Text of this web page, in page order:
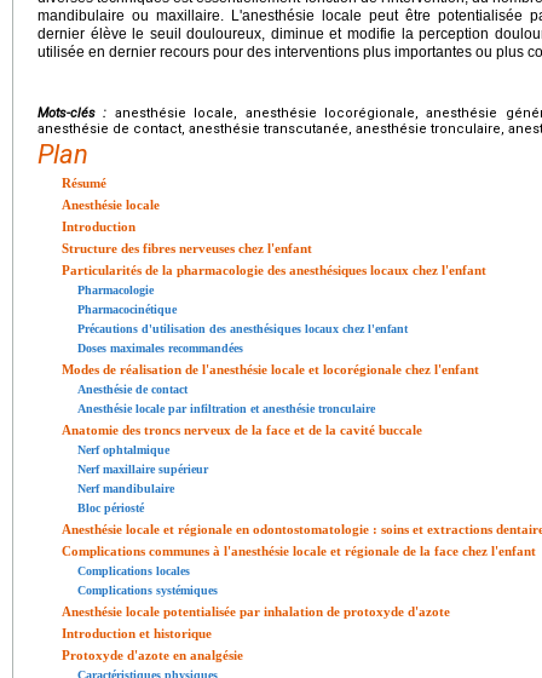
mandibulaire ou maxillaire. L'anesthésie locale peut être potentialisée
dernier élève le seuil douloureux, diminue et modifie la perception
utilisée en dernier recours pour des interventions plus importantes ou plus
Mots-clés : anesthésie locale, anesthésie locorégionale, anesthésie
anesthésie de contact, anesthésie transcutanée, anesthésie tronculaire,
Plan
Résumé
Anesthésie locale
Introduction
Structure des fibres nerveuses chez l'enfant
Particularités de la pharmacologie des anesthésiques locaux chez l'enfant
Pharmacologie
Pharmacocinétique
Précautions d'utilisation des anesthésiques locaux chez l'enfant
Doses maximales recommandées
Modes de réalisation de l'anesthésie locale et locorégionale chez l'enfant
Anesthésie de contact
Anesthésie locale par infiltration et anesthésie tronculaire
Anatomie des troncs nerveux de la face et de la cavité buccale
Nerf ophtalmique
Nerf maxillaire supérieur
Nerf mandibulaire
Bloc périosté
Anesthésie locale et régionale en odontostomatologie : soins et extractions
Complications communes à l'anesthésie locale et régionale de la face chez l'enfant
Complications locales
Complications systémiques
Anesthésie locale potentialisée par inhalation de protoxyde d'azote
Introduction et historique
Protoxyde d'azote en analgésie
Caractéristiques physiques